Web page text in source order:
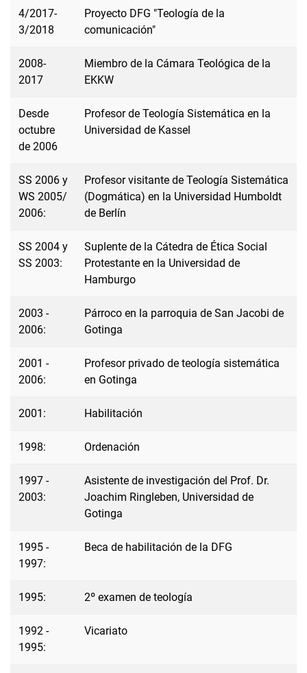
4/2017-
3/2018
Proyecto DFG "Teología de la
comunicación"
2008-
2017
Miembro de la Cámara Teológica de la
EKKW
Desde
octubre
de 2006
Profesor de Teología Sistemática en la
Universidad de Kassel
SS 2006 y
WS 2005/
2006:
Profesor visitante de Teología Sistemática
(Dogmática) en la Universidad Humboldt
de Berlín
SS 2004 y
SS 2003:
Suplente de la Cátedra de Ética Social
Protestante en la Universidad de
Hamburgo
2003 -
2006:
Párroco en la parroquia de San Jacobi de
Gotinga
2001 -
2006:
Profesor privado de teología sistemática
en Gotinga
2001: Habilitación
1998: Ordenación
1997 -
2003:
Asistente de investigación del Prof. Dr.
Joachim Ringleben, Universidad de
Gotinga
1995 -
1997:
Beca de habilitación de la DFG
1995: 2º examen de teología
1992 -
1995:
Vicariato